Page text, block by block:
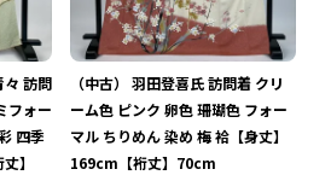
々 訪問
フォー
四季
】
（中古） 羽田登喜氏 訪問着 クリ
ーム色 ピンク 卵色 珊瑚色 フォー
マル ちりめん 染め 梅 袷【身丈】
169cm【裄丈】70cm